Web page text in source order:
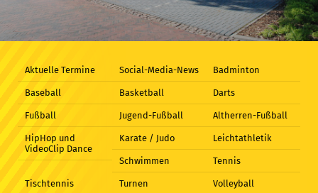
Aktuelle Termine Social-Media-News Badminton
Baseball Basketball Darts
Fußball Jugend-Fußball Altherren-Fußball
HipHop und
VideoClip Dance
Karate / Judo Leichtathletik
Schwimmen Tennis
Tischtennis Turnen Volleyball